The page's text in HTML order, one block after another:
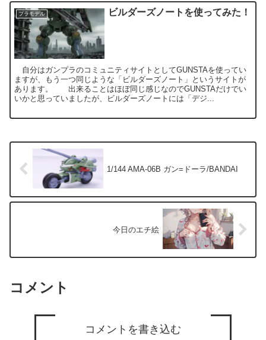
プラモデル ビルダーズノートを使ってみた！
自分はガンプラのコミュニティサイトとしてGUNSTAを使ってい
ますが、もう一つ同じような「ビルダーズノート」というサイトが
あります。 出来ることはほぼ同じ感じなのでGUNSTAだけでい
いかと思っていましたが、ビルダーズノートには「デジ...
1/144 AMA-06B ガン=ドーラ/BANDAI
今日のエチ絵
コメント
コメントを書き込む